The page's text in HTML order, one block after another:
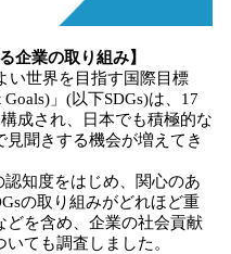
企業の取り組み】
い世界を目指す国際目標
Goals)」(以下SDGs)は、17
成され、日本でも積極的な
聞きする機会が増えてき
知度をはじめ、関心のあ
の取り組みがどれほど重
どを含め、企業の社会貢献
ても調査しました。